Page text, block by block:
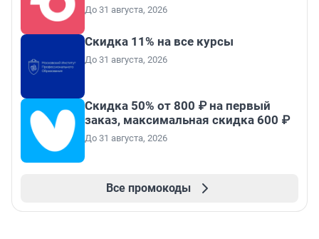
До 31 августа, 2026
Скидка 11% на все курсы
До 31 августа, 2026
Скидка 50% от 800 ₽ на первый
заказ, максимальная скидка 600 ₽
До 31 августа, 2026
Все промокоды